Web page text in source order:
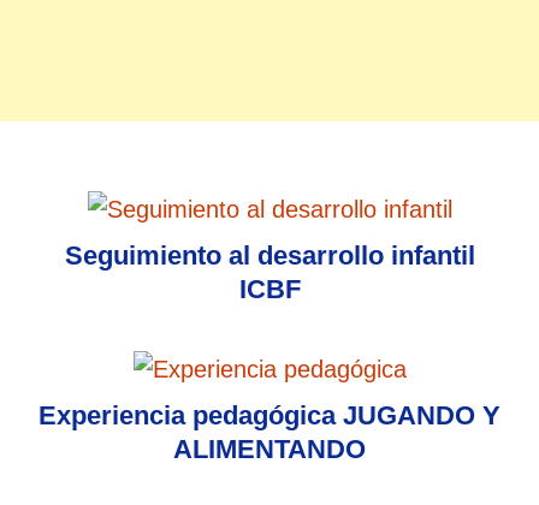
Seguimiento al desarrollo infantil
ICBF
Experiencia pedagógica JUGANDO Y
ALIMENTANDO